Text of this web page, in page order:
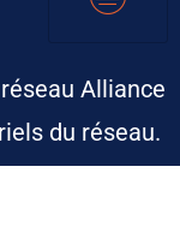
Alliance
du réseau.